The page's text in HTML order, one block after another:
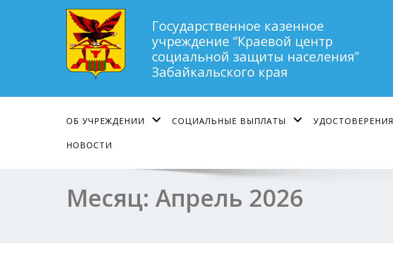
Государственное казенное
учреждение “Краевой центр
социальной защиты населения”
Забайкальского края
ОБ УЧРЕЖДЕНИИ СОЦИАЛЬНЫЕ ВЫПЛАТЫ УДОСТОВЕРЕНИЯ
НОВОСТИ
Месяц: Апрель 2026